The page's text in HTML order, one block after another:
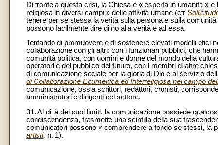
Di fronte a questa crisi, la Chiesa è « esperta in umanità »
religiosa in diversi campi » delle attività umane (cfr
tenere per se stessa la verità sulla persona e sulla
possono facilmente dire di no alla verità e ad essa.
Tentando di promuovere e di sostenere elevati modelli etici
collaborazione con gli altri: con i funzionari pubblici, che
comunità politica, con uomini e donne del mondo della
operatori e del pubblico del futuro, con i membri di altre
di comunicazione sociale per la gloria di Dio e al servizio
di Collaborazione Ecumenica ed Interreligiosa nel campo
comunicazione, ossia scrittori, redattori, cronisti,
amministratori e dirigenti del settore.
31. Al di là dei suoi limiti, la comunicazione possiede
condiscendenza, trasmette una scintilla della sua
comunicatori possono « comprendere a fondo se stessi, la
artisti, n. 1).